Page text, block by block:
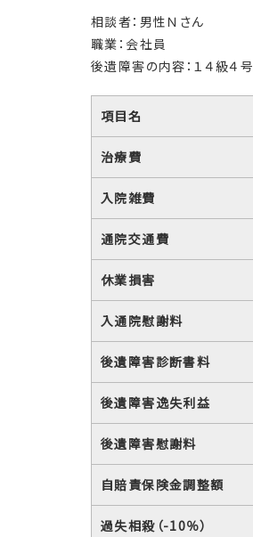
相談者：男性Ｎさん
職業：会社員
後遺障害の内容：１４級４号
項目名
治療費
入院雑費
通院交通費
休業損害
入通院慰謝料
後遺障害診断書料
後遺障害逸失利益
後遺障害慰謝料
自賠責保険金調整額
過失相殺（-10％）